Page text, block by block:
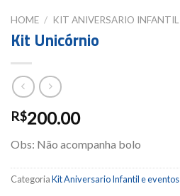
HOME / KIT ANIVERSARIO
Kit Unicórnio
R$200.00
Obs: Não acompanha bolo
CategoriaKit Aniversario Infantil e eventos